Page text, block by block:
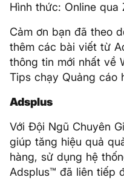
Hình thức: Online qua
Cảm ơn bạn đã theo
thêm các bài viết từ
thông tin mới nhất về
Tips chạy Quảng cáo
Adsplus
Với Đội Ngũ Chuyên
giúp tăng hiệu quả
hàng, sử dụng hệ
Adsplus™ đã liên tiếp